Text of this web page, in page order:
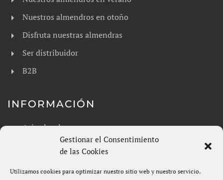
Gestionar el Consentimiento
de las Cookies
Utilizamos cookies para optimizar nuestro sitio web y nuestro servicio.
Nuestros almendros en otoño
Disfruta nuestras almendras
Ser distribuidor
B2B
INFORMACIÓN
Aviso legal
Política de privacidad